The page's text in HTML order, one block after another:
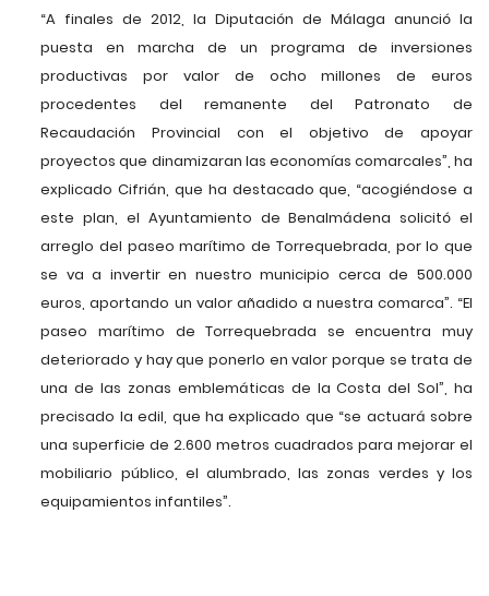
“A finales de 2012, la Diputación de Málaga anunció la
puesta en marcha de un programa de inversiones
productivas por valor de ocho millones de euros
procedentes del remanente del Patronato de
Recaudación Provincial con el objetivo de apoyar
proyectos que dinamizaran las economías comarcales”, ha
explicado Cifrián, que ha destacado que, “acogiéndose a
este plan, el Ayuntamiento de Benalmádena solicitó el
arreglo del paseo marítimo de Torrequebrada, por lo que
se va a invertir en nuestro municipio cerca de 500.000
euros, aportando un valor añadido a nuestra comarca”. “El
paseo marítimo de Torrequebrada se encuentra muy
deteriorado y hay que ponerlo en valor porque se trata de
una de las zonas emblemáticas de la Costa del Sol”, ha
precisado la edil, que ha explicado que “se actuará sobre
una superficie de 2.600 metros cuadrados para mejorar el
mobiliario público, el alumbrado, las zonas verdes y los
equipamientos infantiles”.